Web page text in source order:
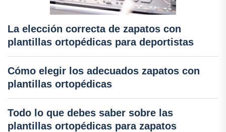
La elección correcta de zapatos con
plantillas ortopédicas para deportistas
Cómo elegir los adecuados zapatos con
plantillas ortopédicas
Todo lo que debes saber sobre las
plantillas ortopédicas para zapatos